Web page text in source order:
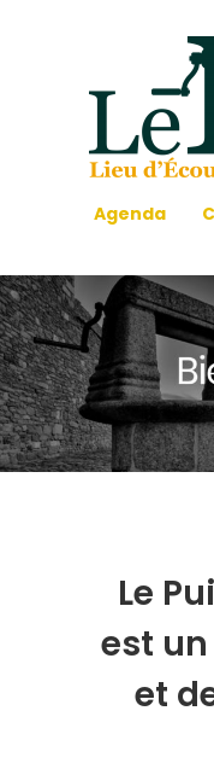
Agenda
Le
est
et